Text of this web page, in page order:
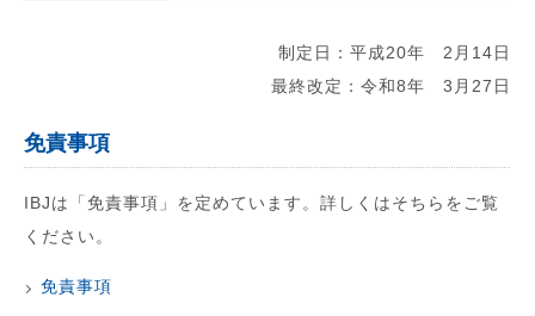
制定日：平成20年 2月14日
最終改定：令和8年 3月27日
免責事項
IBJは「免責事項」を定めています。詳しくはそちらをご覧
ください。
免責事項